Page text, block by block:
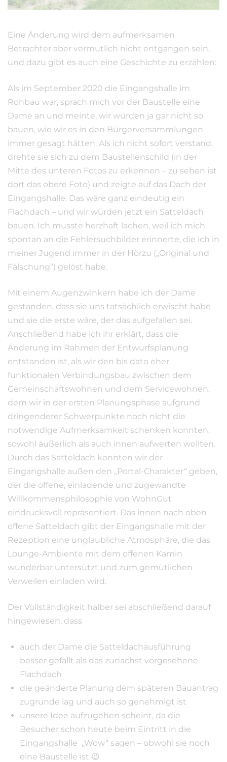
Eine Änderung wird dem aufmerksamen
Betrachter aber vermutlich nicht entgangen sein,
und dazu gibt es auch eine Geschichte zu erzählen:
Als im September 2020 die Eingangshalle im
Rohbau war, sprach mich vor der Baustelle eine
Dame an und meinte, wir würden ja gar nicht so
bauen, wie wir es in den Bürgerversammlungen
immer gesagt hätten. Als ich nicht sofort verstand,
drehte sie sich zu dem Baustellenschild (in der
Mitte des unteren Fotos zu erkennen – zu sehen ist
dort das obere Foto) und zeigte auf das Dach der
Eingangshalle. Das wäre ganz eindeutig ein
Flachdach – und wir würden jetzt ein Satteldach
bauen. Ich musste herzhaft lachen, weil ich mich
spontan an die Fehlersuchbilder erinnerte, die ich in
meiner Jugend immer in der Hörzu („Original und
Fälschung“) gelöst habe.
Mit einem Augenzwinkern habe ich der Dame
gestanden, dass sie uns tatsächlich erwischt habe
und sie die erste wäre, der das aufgefallen sei.
Anschließend habe ich ihr erklärt, dass die
Änderung im Rahmen der Entwurfsplanung
entstanden ist, als wir den bis dato eher
funktionalen Verbindungsbau zwischen dem
Gemeinschaftswohnen und dem Servicewohnen,
dem wir in der ersten Planungsphase aufgrund
dringenderer Schwerpunkte noch nicht die
notwendige Aufmerksamkeit schenken konnten,
sowohl äußerlich als auch innen aufwerten wollten.
Durch das Satteldach konnten wir der
Eingangshalle außen den „Portal-Charakter“ geben,
der die offene, einladende und zugewandte
Willkommensphilosophie von WohnGut
eindrucksvoll repräsentiert. Das innen nach oben
offene Satteldach gibt der Eingangshalle mit der
Rezeption eine unglaubliche Atmosphäre, die das
Lounge-Ambiente mit dem offenen Kamin
wunderbar untersützt und zum gemütlichen
Verweilen einladen wird.
Der Vollständigkeit halber sei abschließend darauf
hingewiesen, dass
auch der Dame die Satteldachausführung
besser gefällt als das zunächst vorgesehene
Flachdach
die geänderte Planung dem späteren Bauantrag
zugrunde lag und auch so genehmigt ist
unsere Idee aufzugehen scheint, da die
Besucher schon heute beim Eintritt in die
Eingangshalle „Wow“ sagen – obwohl sie noch
eine Baustelle ist 😉